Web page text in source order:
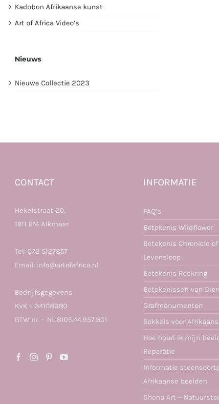
Kadobon Afrikaanse kunst
Art of Africa Video’s
Nieuws
Nieuwe Collectie 2023
CONTACT
Hekelstraat 20,
1811 BM Alkmaar
Tel: 072 5127857
Email: info@artofafrica.nl
Bedrijfsgegevens
KvK – 34108680
BTW nr. – NL.8105.44.957.B01
INFORMATIE
FAQ’s
Betekenis Wildflower
Betekenis Chronicle of
Levensloop
Betekenis Rockring
Betekenissen van
Grafmonumenten
Sokkels voor
Hoe houd ik mijn
Reparatie
Informatie
Afrikaanse beelden
Shona Art –